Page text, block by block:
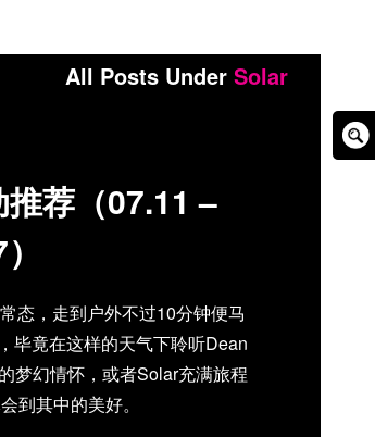
All Posts Under Solar
荐（07.11 –
态，走到户外不过10分钟便马
毕竟在这样的天气下聆听Dean
梦幻情怀，或者Solar充满旅程
到其中的美好。